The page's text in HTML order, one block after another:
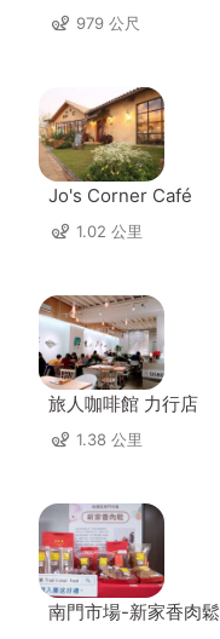
979 公尺
Jo's Corner Café
1.02 公里
旅人咖啡館 力行店
1.38 公里
南門市場-新家香肉鬆